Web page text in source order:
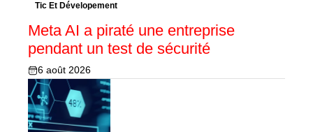
Tic Et Dévelopement
Meta AI a piraté une entreprise
pendant un test de sécurité
6 août 2026